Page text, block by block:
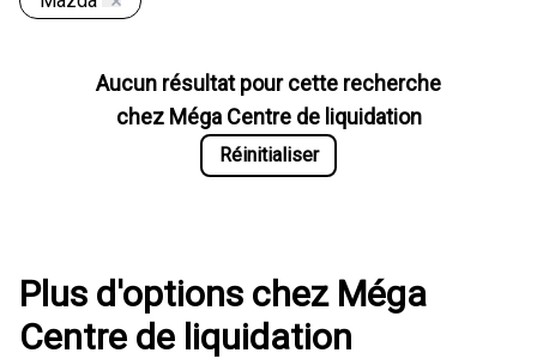
Aucun résultat pour cette recherche
chez Méga Centre de liquidation
Réinitialiser
Plus d'options chez Méga
Centre de liquidation